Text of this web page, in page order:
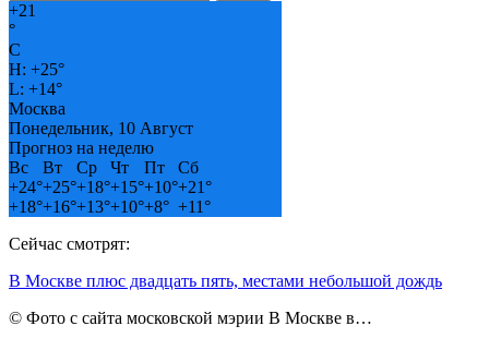
+21
°
C
H: +25°
L: +14°
Москва
Понедельник, 10 Август
Прогноз на неделю
Вс
Вт Ср Чт Пт
Сб
+24°+25°+18°+15°+10°+21°
+18°+16°+13°+10°+8° +11°
Сейчас смотрят:
В Москве плюс двадцать пять, местами небольшой дождь
© Фото с сайта московской мэрии В Москве в…